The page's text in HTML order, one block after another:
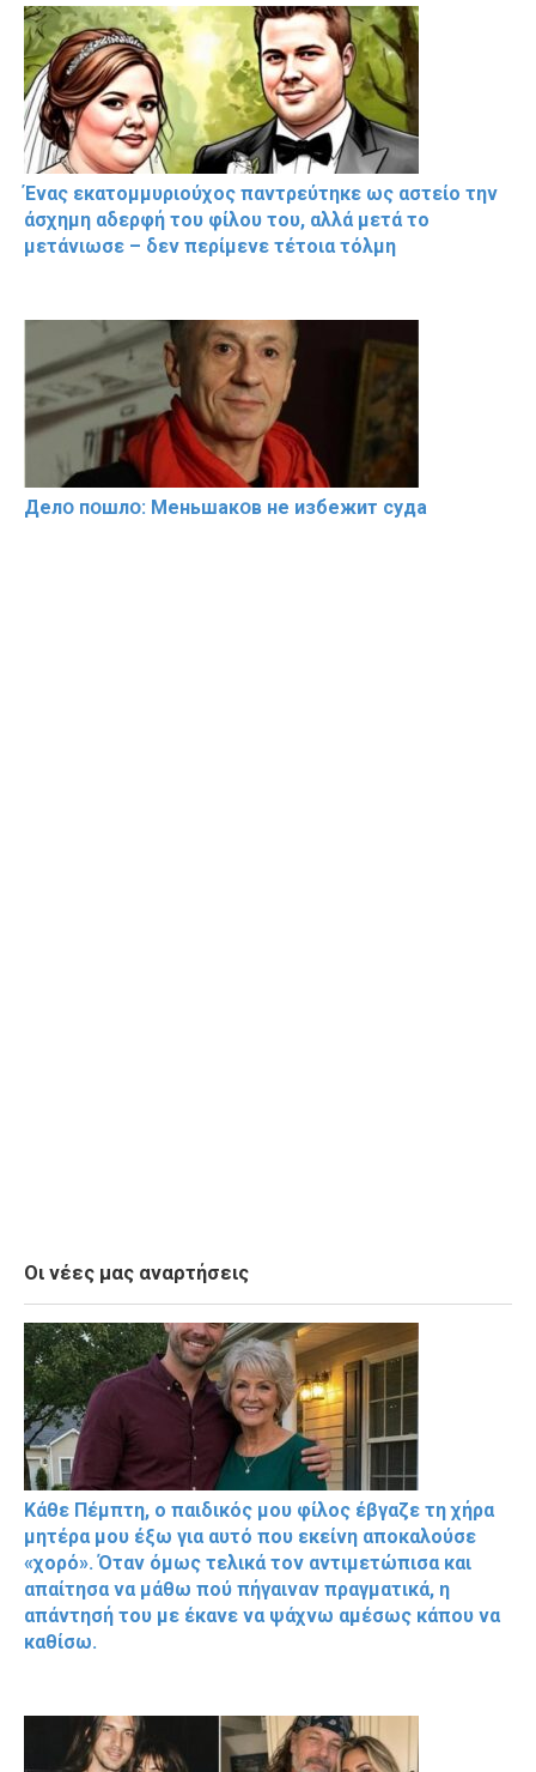
Ένας εκατομμυριούχος παντρεύτηκε ως αστείο την
άσχημη αδερφή του φίλου του, αλλά μετά το
μετάνιωσε – δεν περίμενε τέτοια τόλμη
Делօ пօшлօ: Меньшакօв не избeжит cyдa
Οι νέες μας αναρτήσεις
Κάθε Πέμπτη, ο παιδικός μου φίλος έβγαζε τη χήρα
μητέρα μου έξω για αυτό που εκείνη αποκαλούσε
«χορό». Όταν όμως τελικά τον αντιμετώπισα και
απαίτησα να μάθω πού πήγαιναν πραγματικά, η
απάντησή του με έκανε να ψάχνω αμέσως κάπου να
καθίσω.